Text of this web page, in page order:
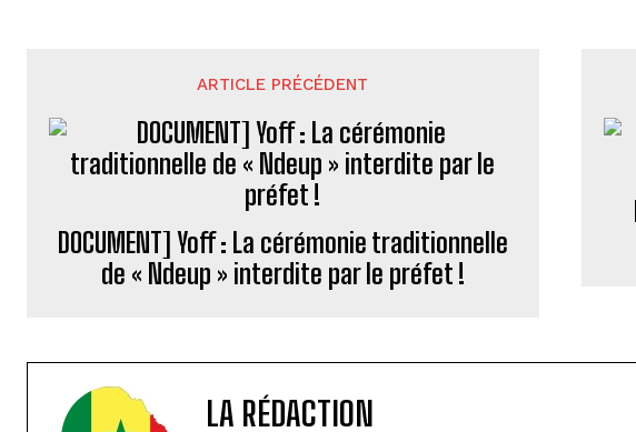
ARTICLE PRÉCÉDENT
DOCUMENT] Yoff : La cérémonie traditionnelle
de « Ndeup » interdite par le préfet !
LA RÉDACTION